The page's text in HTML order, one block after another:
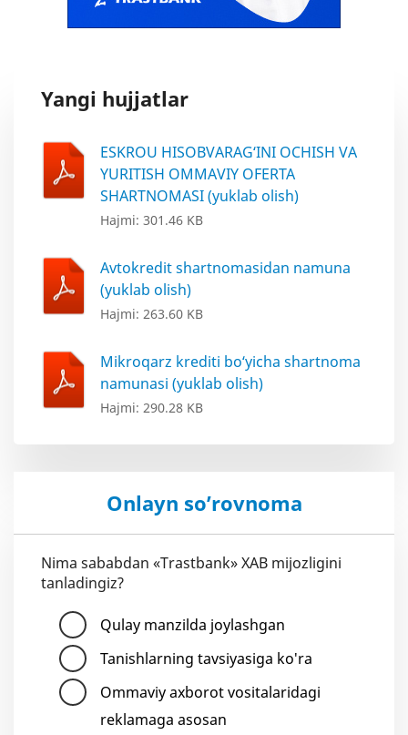
Yangi hujjatlar
ESKROU HISOBVARAG‘INI OCHISH VA
YURITISH OMMAVIY OFERTA
SHARTNOMASI (yuklab olish)
Hajmi: 301.46 KB
Avtokredit shartnomasidan namuna
(yuklab olish)
Hajmi: 263.60 KB
Mikroqarz krediti bo‘yicha shartnoma
namunasi (yuklab olish)
Hajmi: 290.28 KB
Onlayn so’rovnoma
Nima sababdan «Trastbank» XAB mijozligini
tanladingiz?
Qulay manzilda joylashgan
Tanishlarning tavsiyasiga ko'ra
Ommaviy axborot vositalaridagi
reklamaga asosan